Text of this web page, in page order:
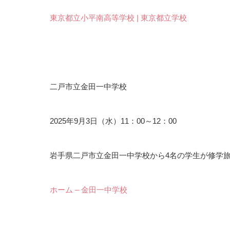
東京都立小平南高等学校 | 東京都立学校
二戸市立金田一中学校
2025年9月3日（水）11：00～12：00
岩手県二戸市立金田一中学校から4名の学生が修学
ホーム – 金田一中学校